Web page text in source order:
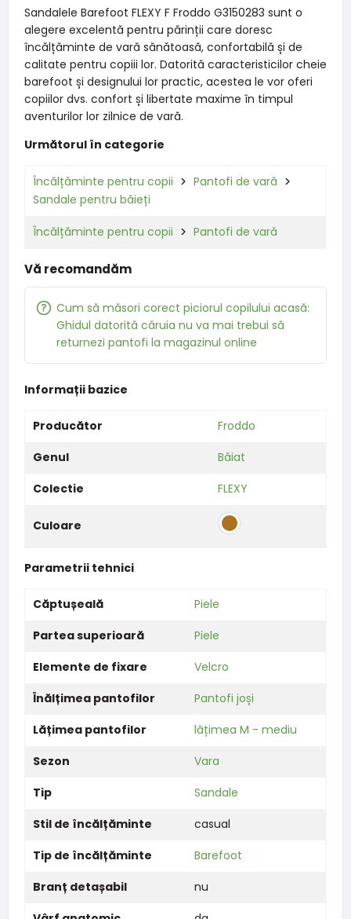
Sandalele Barefoot FLEXY F Froddo G3150283 sunt o
alegere excelentă pentru părinții care doresc
încălțăminte de vară sănătoasă, confortabilă și de
calitate pentru copiii lor. Datorită caracteristicilor cheie
barefoot și designului lor practic, acestea le vor oferi
copiilor dvs. confort și libertate maxime în timpul
aventurilor lor zilnice de vară.
Următorul în categorie
Încălțăminte pentru copii
Pantofi de vară
Sandale pentru băieți
Încălțăminte pentru copii Pantofi de vară
Vă recomandăm
Cum să măsori corect piciorul copilului acasă:
Ghidul datorită căruia nu va mai trebui să
returnezi pantofi la magazinul online
Informații bazice
Producător
Froddo
Genul
Băiat
Colectie
FLEXY
Culoare
Parametrii tehnici
Căptușeală
Piele
Partea superioară
Piele
Elemente de fixare
Velcro
Înălțimea pantofilor
Pantofi joși
Lățimea pantofilor
lățimea M - mediu
Sezon
Vara
Tip
Sandale
Stil de încălțăminte
casual
Tip de încălțăminte
Barefoot
Branț detașabil
nu